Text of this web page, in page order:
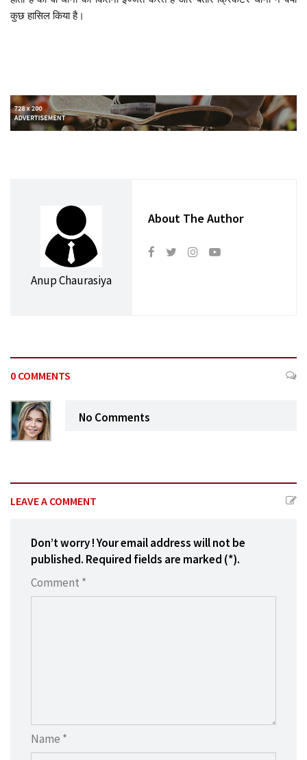
कुछ हासिल किया है।
Anup Chaurasiya
About The Author
0 COMMENTS
No Comments
LEAVE A COMMENT
Don’t worry ! Your email address will not be
published. Required fields are marked (*).
Comment *
Name *